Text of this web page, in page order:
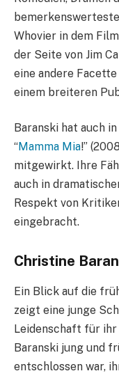
Whovier in dem
der Seite von Jim
eine andere
einem breiteren
Baranski hat auch
“Mamma Mia!”
mitgewirkt. Ihre
auch in
Respekt von
eingebracht.
Christine
Ein Blick auf die
zeigt eine junge
Leidenschaft für
Baranski jung und
entschlossen war,